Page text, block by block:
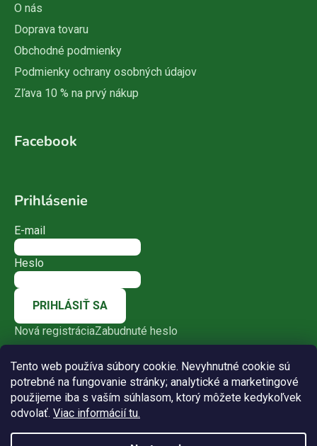
Tento web používa súbory cookie. Nevyhnutné cookie sú
potrebné na fungovanie stránky; analytické a marketingové
použijeme iba s vaším súhlasom, ktorý môžete kedykoľvek
odvolať. Viac informácií tu.
O nás
Doprava tovaru
Obchodné podmienky
Podmienky ochrany osobných údajov
Zľava 10 % na prvý nákup
Facebook
Prihlásenie
E-mail
Heslo
PRIHLÁSIŤ SA
Nová registráciaZabudnuté heslo